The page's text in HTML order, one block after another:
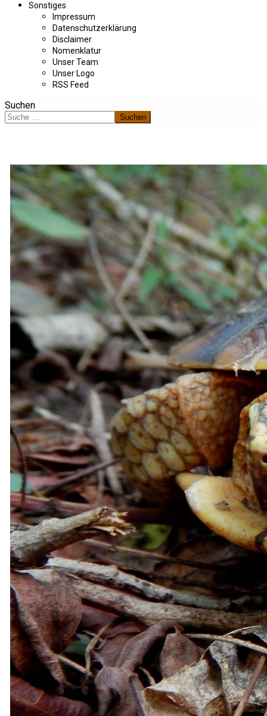
Sonstiges
Impressum
Datenschutzerklärung
Disclaimer
Nomenklatur
Unser Team
Unser Logo
RSS Feed
Suchen
Suchen